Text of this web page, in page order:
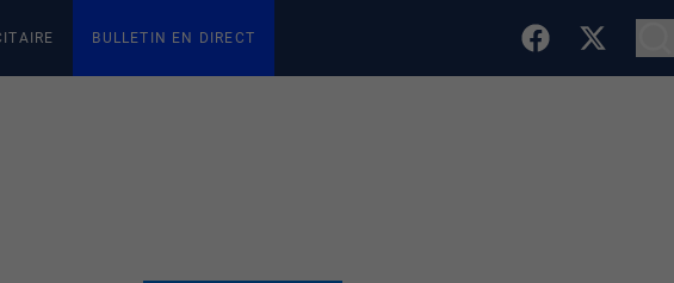
BULLETIN EN DIRECT